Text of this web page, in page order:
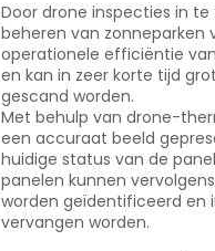
Door drone inspecties in
beheren van zonneparken
operationele efficiëntie
en kan in zeer korte tijd
gescand worden.
Met behulp van drone-
een accuraat beeld
huidige status van de
panelen kunnen
worden geïdentificeerd en
vervangen worden.